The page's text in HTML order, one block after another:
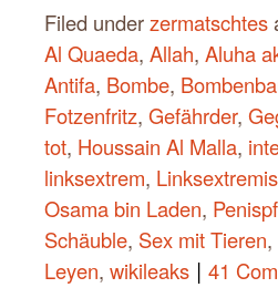
Filed underzermatschtes
Al Quaeda, Allah, Aluha
Antifa, Bombe,
Fotzenfritz, Gefährder,
tot, Houssain Al Malla,
linksextrem,
Osama bin Laden,
Schäuble, Sex mit Tieren,
Leyen, wikileaks | 41